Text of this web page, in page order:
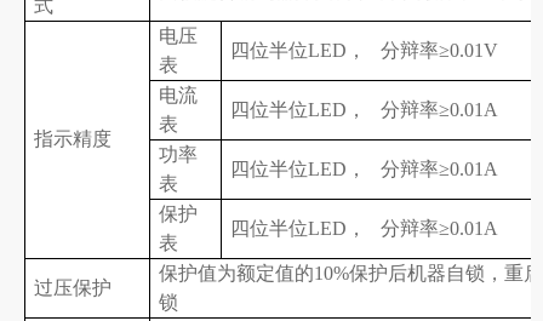
式
指示精度
电压
表
四位半位LED， 分辩率≥0.01V
电流
表
四位半位LED， 分辩率≥0.01A
功率
表
四位半位LED， 分辩率≥0.01A
保护
表
四位半位LED， 分辩率≥0.01A
过压保护
保护值为额定值的10%保护后机器自锁，重
锁